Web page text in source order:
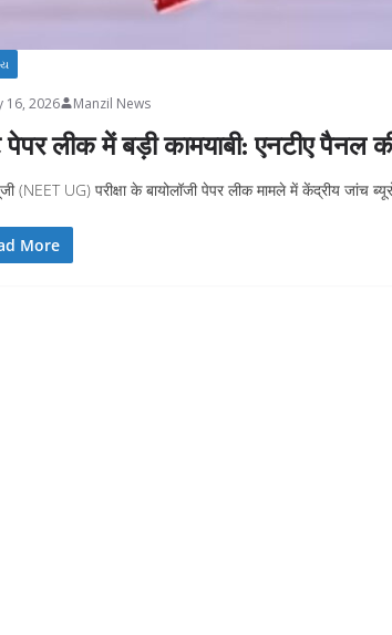
16, 2026 Manzil News
लीक में बड़ी कामयाबी: एनटीए पैनल
(NEET UG) परीक्षा के बायोलॉजी पेपर लीक मामले में केंद्रीय जांच
More